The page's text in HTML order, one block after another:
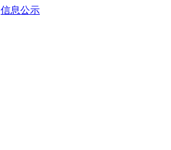
信息公示